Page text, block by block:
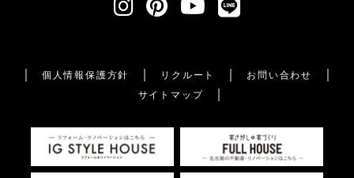
個人情報保護方針 リクルート
お問い合わせ
サイトマップ